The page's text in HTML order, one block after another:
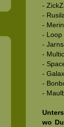
-
-
-
- Loop
-
-
-
-
-
-
wo